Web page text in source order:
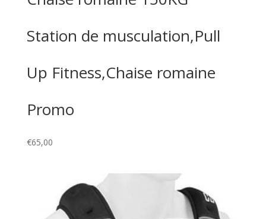
Station de musculation,Pull
Up Fitness,Chaise romaine
Promo
€65,00